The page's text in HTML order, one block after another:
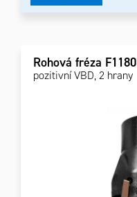
Rohová fréza F1180
pozitivní VBD, 2 hrany